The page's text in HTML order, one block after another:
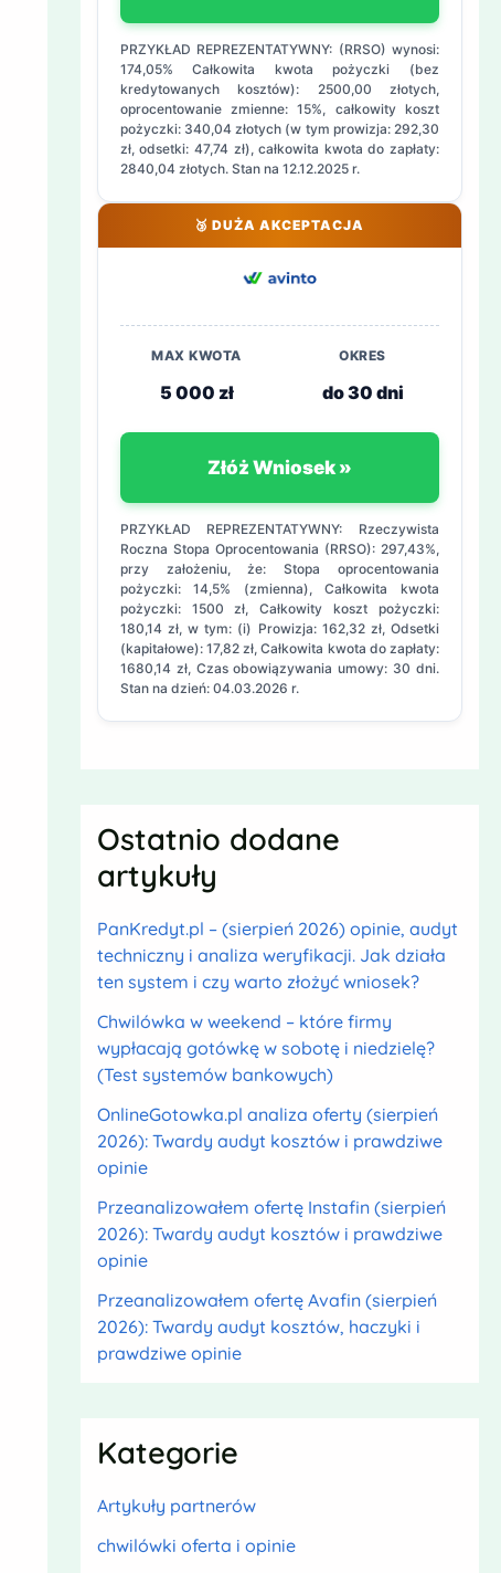
PRZYKŁAD REPREZENTATYWNY: (RRSO) wynosi:
174,05% Całkowita kwota pożyczki (bez
kredytowanych kosztów): 2500,00 złotych,
oprocentowanie zmienne: 15%, całkowity koszt
pożyczki: 340,04 złotych (w tym prowizja: 292,30
zł, odsetki: 47,74 zł), całkowita kwota do zapłaty:
2840,04 złotych. Stan na 12.12.2025 r.
🥉 DUŻA AKCEPTACJA
MAX KWOTA
5 000 zł
OKRES
do 30 dni
Złóż Wniosek »
PRZYKŁAD REPREZENTATYWNY: Rzeczywista
Roczna Stopa Oprocentowania (RRSO): 297,43%,
przy założeniu, że: Stopa oprocentowania
pożyczki: 14,5% (zmienna), Całkowita kwota
pożyczki: 1500 zł, Całkowity koszt pożyczki:
180,14 zł, w tym: (i) Prowizja: 162,32 zł, Odsetki
(kapitałowe): 17,82 zł, Całkowita kwota do zapłaty:
1680,14 zł, Czas obowiązywania umowy: 30 dni.
Stan na dzień: 04.03.2026 r.
Ostatnio dodane
artykuły
PanKredyt.pl – (sierpień 2026) opinie, audyt
techniczny i analiza weryfikacji. Jak działa
ten system i czy warto złożyć wniosek?
Chwilówka w weekend – które firmy
wypłacają gotówkę w sobotę i niedzielę?
(Test systemów bankowych)
OnlineGotowka.pl analiza oferty (sierpień
2026): Twardy audyt kosztów i prawdziwe
opinie
Przeanalizowałem ofertę Instafin (sierpień
2026): Twardy audyt kosztów i prawdziwe
opinie
Przeanalizowałem ofertę Avafin (sierpień
2026): Twardy audyt kosztów, haczyki i
prawdziwe opinie
Kategorie
Artykuły partnerów
chwilówki oferta i opinie